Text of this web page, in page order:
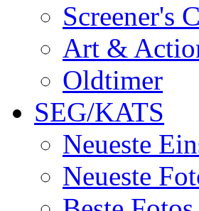
Screener's
Art &
Oldtimer
SEG/KATS
Neueste
Neueste